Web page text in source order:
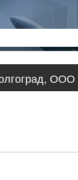
ООО